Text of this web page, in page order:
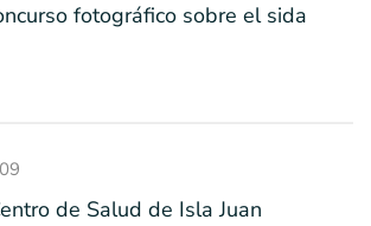
fotográfico sobre el sida
de Salud de Isla Juan